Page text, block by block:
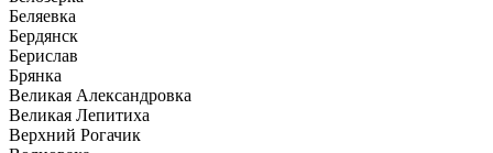
Беляевка
Бердянск
Берислав
Брянка
Великая Александровка
Великая Лепитиха
Верхний Рогачик